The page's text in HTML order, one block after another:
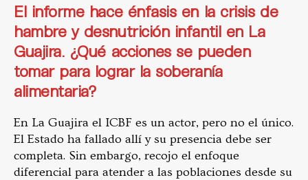
El informe hace énfasis en la crisis de
hambre y desnutrición infantil en La
Guajira. ¿Qué acciones se pueden
tomar para lograr la soberanía
alimentaria?
En La Guajira el ICBF es un actor, pero no el único.
El Estado ha fallado allí y su presencia debe ser
completa. Sin embargo, recojo el enfoque
diferencial para atender a las poblaciones desde su